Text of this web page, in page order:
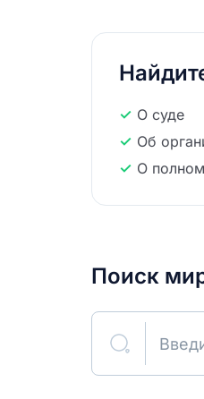
О суде
Об
О
Поиск